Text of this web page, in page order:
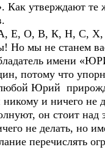
Как утверждают те
Й. А, Е, О, В, К, Н,
Но мы не станем
имени
потому что
любой Юрий
никому и ничего
он стоит
не делать, но
перечислять